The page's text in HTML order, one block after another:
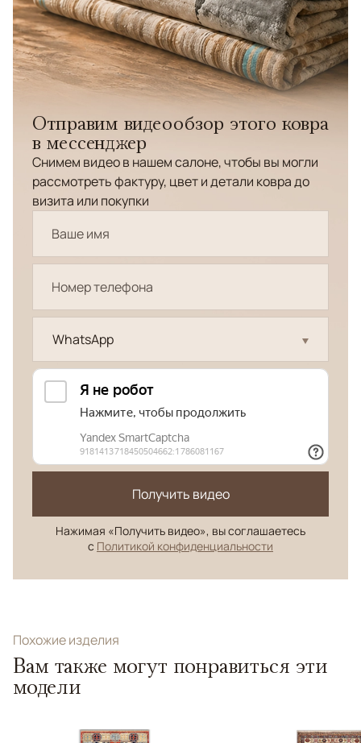
Отправим видеообзор этого ковра
в мессенджер
Снимем видео в нашем салоне, чтобы вы могли
рассмотреть фактуру, цвет и детали ковра до
визита или покупки
WhatsApp
Получить видео
Нажимая «Получить видео», вы соглашаетесь
с Политикой конфиденциальности
Похожие изделия
Вам также могут понравиться эти
модели